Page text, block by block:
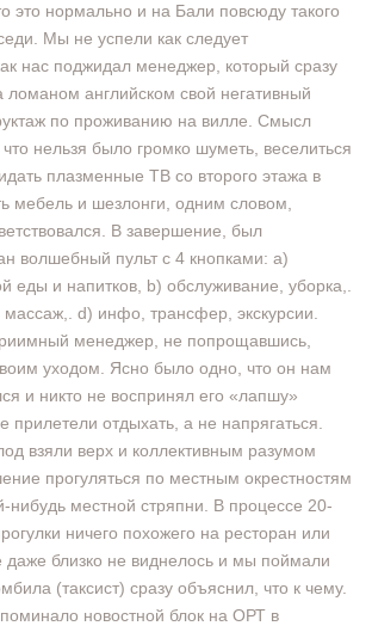
это нормально и на Бали повсюду такого
Мы не успели как следует
нас поджидал менеджер, который сразу
ломаном английском свой негативный
по проживанию на вилле. Смысл
нельзя было громко шуметь, веселиться
плазменные ТВ со второго этажа в
мебель и шезлонги, одним словом,
В завершение, был
волшебный пульт с 4 кнопками: а)
еды и напитков, b) обслуживание, уборка,.
d) инфо, трансфер, экскурсии.
менеджер, не попрощавшись,
уходом. Ясно было одно, что он нам
и никто не воспринял его «лапшу»
прилетели отдыхать, а не напрягаться.
взяли верх и коллективным разумом
прогуляться по местным окрестностям
нибудь местной стряпни. В процессе 20-
ничего похожего на ресторан или
даже близко не виднелось и мы поймали
(таксист) сразу объяснил, что к чему.
новостной блок на ОРТ в